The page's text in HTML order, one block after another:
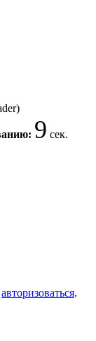
9 сек.
авторизоваться.